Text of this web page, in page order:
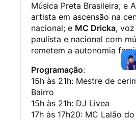
Música Preta Brasileira; e
artista em ascensão na
nacional; e MC Dricka,
paulista e nacional com
remetem a autonomia
Programação:
15h às 21h: Mestre de
Bairro
15h às 21h: DJ Livea
17h às 17h20: MC Lalão